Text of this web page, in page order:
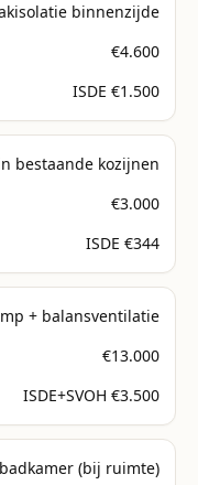
binnenzijde
€4.600
ISDE €1.500
bestaande kozijnen
€3.000
ISDE €344
+ balansventilatie
€13.000
ISDE+SVOH €3.500
(bij ruimte)